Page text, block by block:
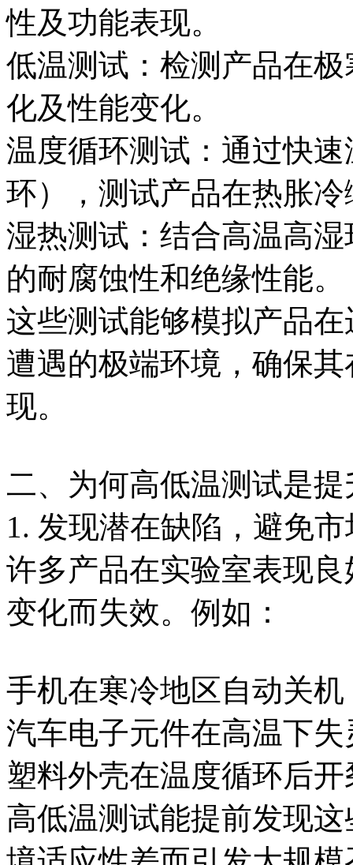
性及功能表现。
低温测试：检测产品在
化及性能变化。
温度循环测试：通过快
环），测试产品在热胀
湿热测试：结合高温高
的耐腐蚀性和绝缘性能。
这些测试能够模拟产品
遭遇的极端环境，确保
现。
二、为何高低温测试是
1. 发现潜在缺陷，避免
许多产品在实验室表现
变化而失效。例如：
手机在寒冷地区自动关
汽车电子元件在高温下
塑料外壳在温度循环后
高低温测试能提前发现